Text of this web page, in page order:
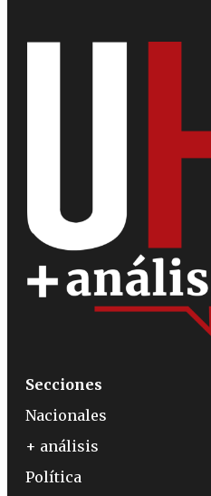
Secciones
Nacionales
+ análisis
Política